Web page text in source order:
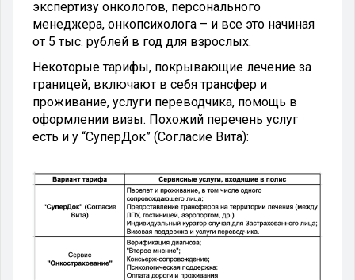
экспертизу онкологов, персонального
менеджера, онкопсихолога – и все это начиная
от 5 тыс. рублей в год для взрослых.
Некоторые тарифы, покрывающие лечение за
границей, включают в себя трансфер и
проживание, услуги переводчика, помощь в
оформлении визы. Похожий перечень услуг
есть и у “СуперДок” (Согласие Вита):